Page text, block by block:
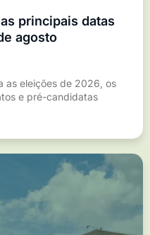
principais datas
agosto
as eleições de 2026, os
e pré-candidatas